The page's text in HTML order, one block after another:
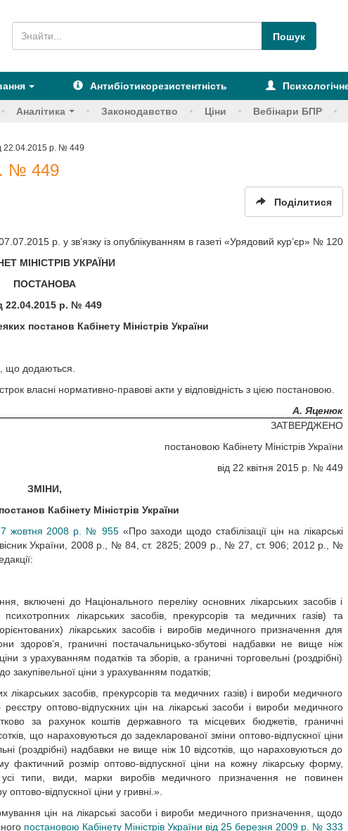
Антибіотикорезистентність
Аналітика Законодавство Ціни Вебінари БПР
22.04.2015 р. № 449
№ 449
Поділитися
р. у зв’язку із опублікуванням в газеті «Урядовий кур’єр» № 120
МІНІСТРІВ УКРАЇНИ
ПОСТАНОВА
22.04.2015 р. № 449
постанов Кабінету Міністрів України
що додаються.
власні нормативно-правові акти у відповідність з цією постановою.
А. Яценюк
ЗАТВЕРДЖЕНО
постановою Кабінету Міністрів України
від 22 квітня 2015 р. № 449
ЗМІНИ,
Кабінету Міністрів України
17 жовтня 2008 р. № 955«Про заходи щодо стабілізації цін на лікарські
України, 2008 р., № 84, ст. 2825; 2009 р., № 27, ст. 906; 2012 р., №
включені до Національного переліку основних лікарських засобів і
лікарських засобів, прекурсорів та медичних газів) та
лікарських засобів і виробів медичного призначення для
здоров’я, граничні постачальницько-збутові надбавки не вище ніж
з урахуванням податків та зборів, а граничні торговельні (роздрібні)
ціни з урахуванням податків;
лікарських засобів, прекурсорів та медичних газів) і вироби медичного
оптово-відпускних цін на лікарські засоби і вироби медичного
за рахунок коштів державного та місцевих бюджетів, граничні
що нараховуються до задекларованої зміни оптово-відпускної ціни
(роздрібні) надбавки не вище ніж 10 відсотків, що нараховуються до
фактичний розмір оптово-відпускної ціни на кожну лікарську форму,
усі типи, види, марки виробів медичного призначення не повинен
відпускної ціни у гривні.».
цін на лікарські засоби і вироби медичного призначення, щодо
постановою Кабінету Міністрів України від 25 березня 2009 р. № 333